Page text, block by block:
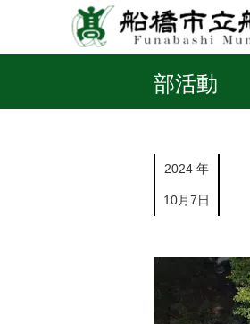
部活動
2024 年
10月7日